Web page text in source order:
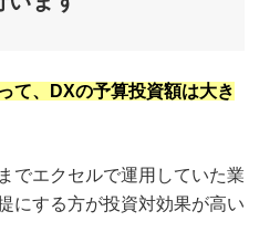
て、DXの予算投資額は大き
でエクセルで運用していた業
にする方が投資対効果が高い